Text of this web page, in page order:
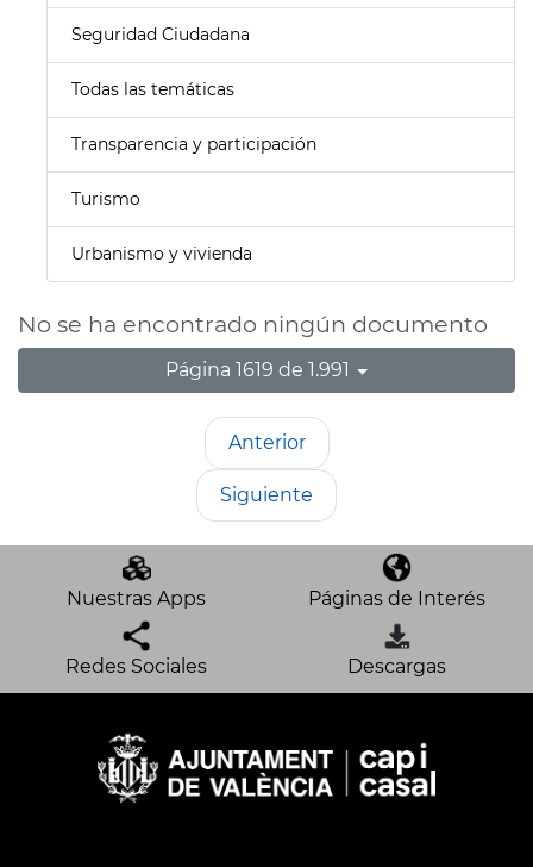
Seguridad Ciudadana
Todas las temáticas
Transparencia y participación
Turismo
Urbanismo y vivienda
No se ha encontrado ningún documento
Página 1619 de 1.991
Anterior
Siguiente
Nuestras Apps Páginas de Interés
Redes Sociales Descargas